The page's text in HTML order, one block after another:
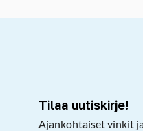
Tilaa uutiskirje!
Ajankohtaiset vinkit